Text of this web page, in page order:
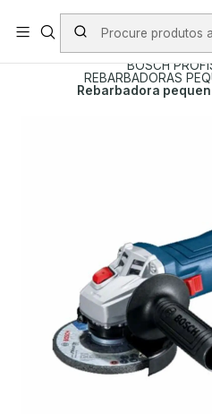
PORTES INCLUÍDOS EM
Início PRODUTOS
BOSCH
REBARBADORAS
Rebarbadora